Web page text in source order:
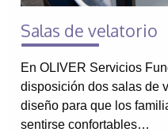
Salas de velatorio
En OLIVER Servicios
disposición dos salas de
diseño para que los
sentirse confortables…